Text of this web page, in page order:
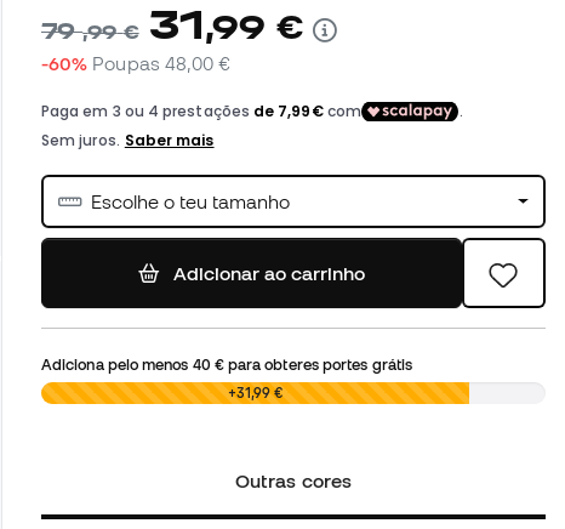
79,99 € 31,99 €
-60% Poupas 48,00 €
Escolhe o teu tamanho
Adicionar ao carrinho
Adiciona pelo menos 40 €para obteres portes grátis
0,00 € +31,99 €
Outras cores